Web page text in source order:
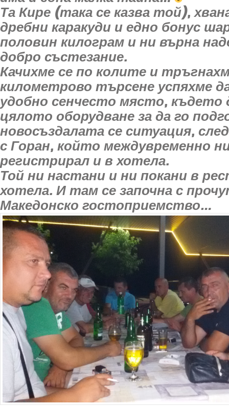
Та Кире (така се казва той),
дребни каракуди и едно бонус
половин килограм и ни върна
добро състезание.
Качихме се по колите и
километрово търсене успяхме
удобно сенчесто място, където
цялото оборудване за да го
новосъздалата се ситуация,
с Горан, който междувременно
регистрирал и в хотела.
Той ни настани и ни покани в
хотела. И там се започна с
Македонско гостоприемство…